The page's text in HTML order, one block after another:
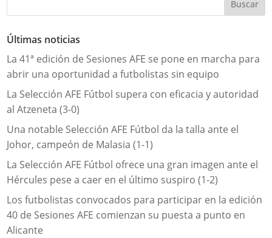
Últimas noticias
La 41ª edición de Sesiones AFE se pone en marcha para
abrir una oportunidad a futbolistas sin equipo
La Selección AFE Fútbol supera con eficacia y autoridad
al Atzeneta (3-0)
Una notable Selección AFE Fútbol da la talla ante el
Johor, campeón de Malasia (1-1)
La Selección AFE Fútbol ofrece una gran imagen ante el
Hércules pese a caer en el último suspiro (1-2)
Los futbolistas convocados para participar en la edición
40 de Sesiones AFE comienzan su puesta a punto en
Alicante